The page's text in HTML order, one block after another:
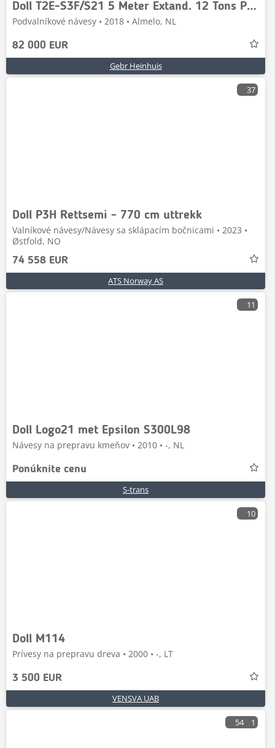
Doll T2E-S3F/S21 5 Meter Extand. 12 Tons Panther Axles
Podvalníkové návesy • 2018 • Almelo, NL
82 000 EUR
Gebr Heinhuis
37
Doll P3H Rettsemi - 770 cm uttrekk
Valníkové návesy/Návesy sa sklápacím bočnicami • 2023 •
Østfold, NO
74 558 EUR
ATS Norway AS
11
Doll Logo21 met Epsilon S300L98
Návesy na prepravu kmeňov • 2010 • -, NL
Ponúknite cenu
S-trans
10
Doll M114
Prívesy na prepravu dreva • 2000 • -, LT
3 500 EUR
VENSVA UAB
54 1